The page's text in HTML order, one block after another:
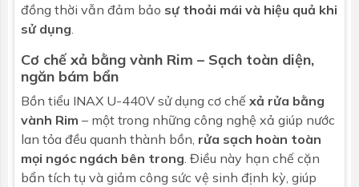
đồng thời vẫn đảm bảo sự thoải mái và hiệu quả khi
sử dụng
Cơ chế xả bằng vành Rim – Sạch toàn diện,
ngăn bám bẩn
Bồn tiểu INAX U-440V sử dụng cơ chế xả rửa bằng
vành Rim – một trong những công nghệ xả giúp nước
lan tỏa đều quanh thành bồn, rửa sạch hoàn toàn
mọi ngóc ngách bên trong . Điều này hạn chế cặn
bẩn tích tụ và giảm công sức vệ sinh định kỳ, giúp